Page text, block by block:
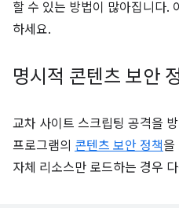
할 수 있는 방법이 많아집니다.
하세요.
명시적 콘텐츠 보안
교차 사이트 스크립팅 공격을
프로그램의 콘텐츠 보안 정책을
자체 리소스만 로드하는 경우